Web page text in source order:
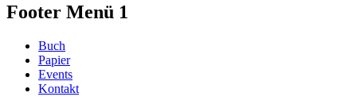
Footer Menü 1
Buch
Papier
Events
Kontakt